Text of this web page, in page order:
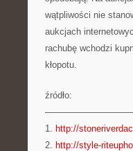
wątpliwości nie
aukcjach
rachubę wchodzi
kłopotu.
źródło:
1. http://
2. http://style-